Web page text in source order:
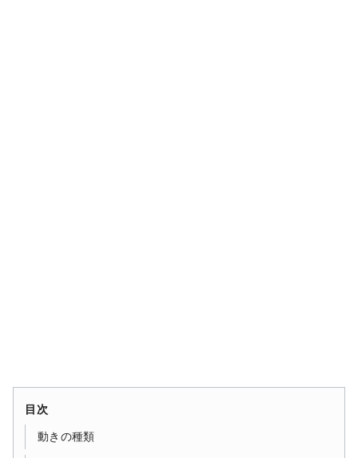
目次
動きの種類